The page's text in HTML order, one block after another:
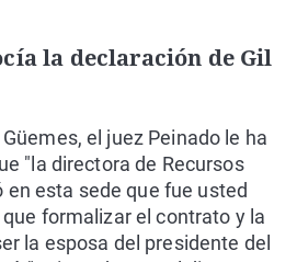
la declaración de Gil
el juez Peinado le ha
"la directora de Recursos
esta sede que fue usted
formalizar el contrato y la
la esposa del presidente del